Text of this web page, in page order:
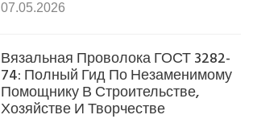
07.05.2026
Вязальная Проволока ГОСТ 3282-
74: Полный Гид По Незаменимому
Помощнику В Строительстве,
Хозяйстве И Творчестве